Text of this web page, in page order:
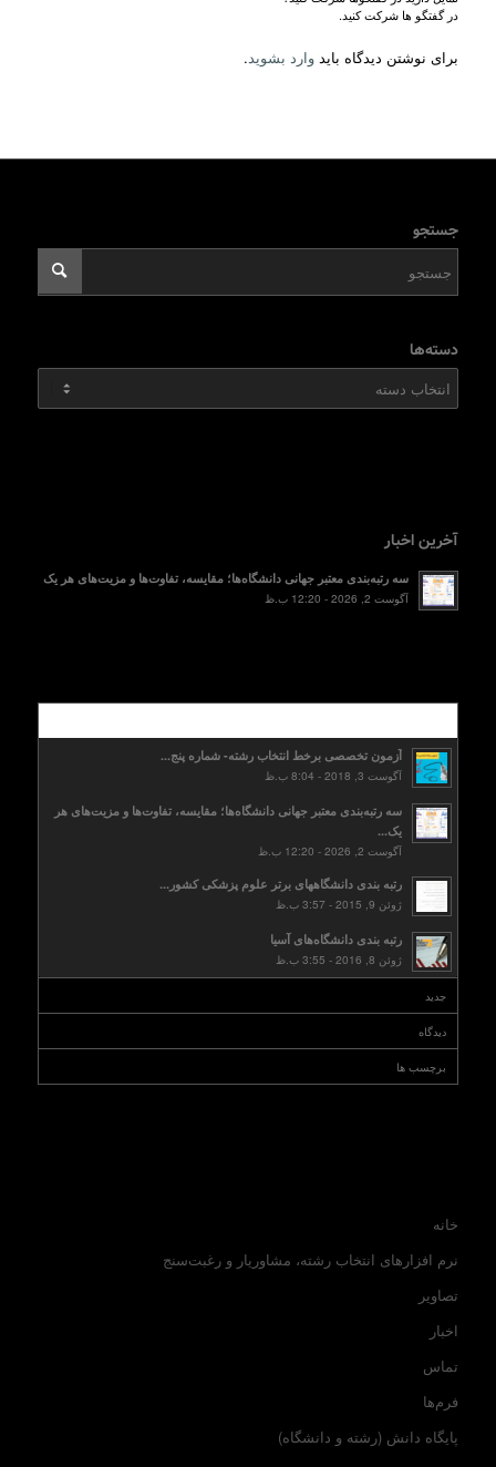
در گفتگو ها شرکت کنید.
برای نوشتن دیدگاه باید وارد بشوید.
جستجو
دسته‌ها
آخرین اخبار
سه رتبه‌بندی معتبر جهانی دانشگاه‌ها؛ مقایسه، تفاوت‌ها و مزیت‌های هر یک
آگوست 2, 2026 - 12:20 ب.ظ
آزمون تخصصی برخط انتخاب رشته- شماره پنج...
آگوست 3, 2018 - 8:04 ب.ظ
سه رتبه‌بندی معتبر جهانی دانشگاه‌ها؛ مقایسه، تفاوت‌ها و مزیت‌های هر
یک...
آگوست 2, 2026 - 12:20 ب.ظ
رتبه بندی دانشگاههای برتر علوم پزشکی کشور...
ژوئن 9, 2015 - 3:57 ب.ظ
رتبه بندی دانشگاه‌های آسیا
ژوئن 8, 2016 - 3:55 ب.ظ
جدید
دیدگاه
برچسب ها
خانه
نرم افزارهای انتخاب رشته، مشاوریار و رغبت‌سنج
تصاویر
اخبار
تماس
فرم‌ها
پایگاه دانش (رشته و دانشگاه)